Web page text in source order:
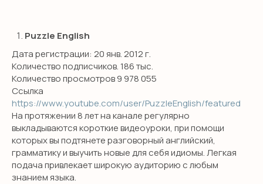
Puzzle English
Дата регистрации: 20 янв. 2012 г.
Количество подписчиков. 186 тыс.
Количество просмотров 9 978 055
Ссылка
https://www.youtube.com/user/PuzzleEnglish/featured
На протяжении 8 лет на канале регулярно
выкладываются короткие видеоуроки, при помощи
которых вы подтянете разговорный английский,
грамматику и выучить новые для себя идиомы. Легкая
подача привлекает широкую аудиторию с любым
знанием языка.